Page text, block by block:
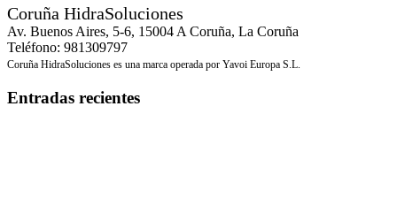
Coruña HidraSoluciones
Av. Buenos Aires, 5-6, 15004 A Coruña, La Coruña
Teléfono: 981309797
Coruña HidraSoluciones es una marca operada por Yavoi Europa S.L.
Entradas recientes